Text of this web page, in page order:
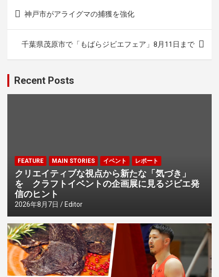
ー
神戸市がアライグマの捕獲を強化
千葉県茂原市で「もばらジビエフェア」8月11日まで
Recent Posts
FEATURE MAIN STORIES イベント レポート
クリエイティブな視点から新たな「気づき」
を クラフトイベントの企画展に見るジビエ発
信のヒント
2026年8月7日 Editor